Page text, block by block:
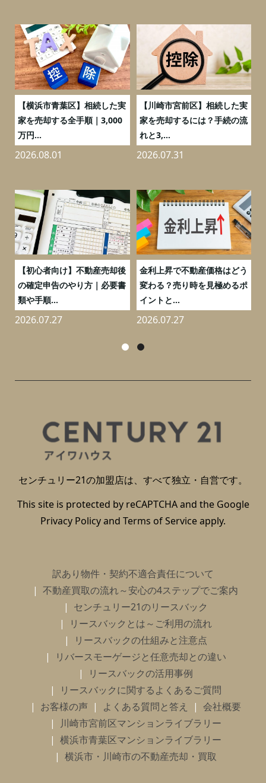
【横浜市青葉区】相続した実
家を売却する全手順｜3,000
万円...
2026.08.01
【川崎市宮前区】相続した実
家を売却するには？手続の流
れと3,...
2026.07.31
【初心者向け】不動産売却後
の確定申告のやり方｜必要書
類や手順...
2026.07.27
金利上昇で不動産価格はどう
変わる？売り時を見極めるポ
イントと...
2026.07.27
センチュリー21の加盟店は、すべて独立・自営です。
This site is protected by reCAPTCHA and the Google
Privacy Policyand Terms of Serviceapply.
訳あり物件・契約不適合責任について
不動産買取の流れ～安心の4ステップでご案内
センチュリー21のリースバック
リースバックとは～ご利用の流れ
リースバックの仕組みと注意点
リバースモーゲージと任意売却との違い
リースバックの活用事例
リースバックに関するよくあるご質問
お客様の声
よくある質問と答え
会社概要
川崎市宮前区マンションライブラリー
横浜市青葉区マンションライブラリー
横浜市・川崎市の不動産売却・買取